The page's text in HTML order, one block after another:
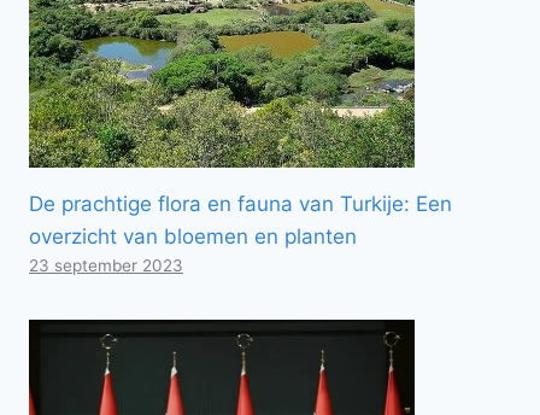
De prachtige flora en fauna van Turkije: Een
overzicht van bloemen en planten
23 september 2023